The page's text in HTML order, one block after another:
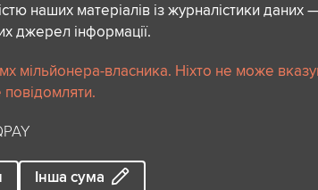
наших матеріалів із журналістики даних —
джерел інформації.
мільйонера-власника. Ніхто не може
Інша сума